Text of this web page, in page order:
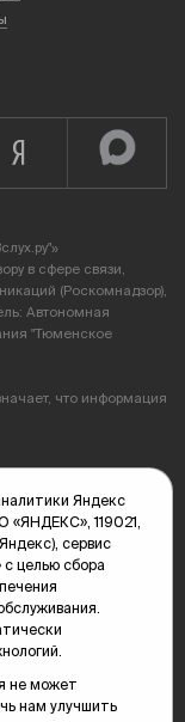
в сфере связи,
(Роскомнадзор),
Автономная
"Тюменское
что информация
28А
Яндекс
119021,
сервис
целью сбора
не может
нам улучшить